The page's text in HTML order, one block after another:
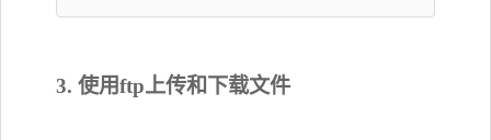
3. 使用ftp上传和下载文件